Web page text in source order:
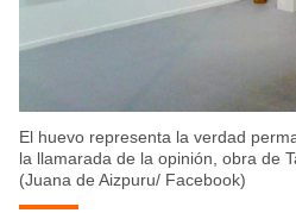
El huevo representa la verdad
la llamarada de la opinión, obra de
(Juana de Aizpuru/ Facebook)